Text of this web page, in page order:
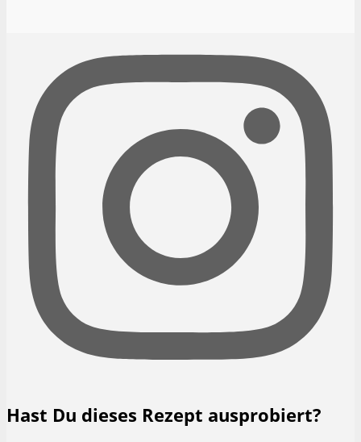
Hast Du dieses Rezept ausprobiert?